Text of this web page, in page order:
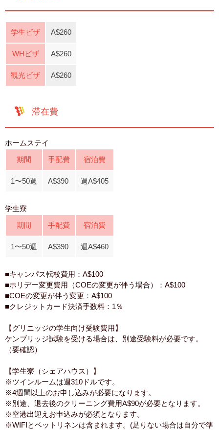
学生ビザ A$260
WHビザ A$260
観光ビザ A$260
滞在費
ホームステイ
期間
手配費 宿泊費
1〜50週 A$390 週A$405
学生寮
期間
手配費 宿泊費
1〜50週 A$390 週A$460
■キャンパス転校費用：A$100
■ホリデー変更費用（COEの変更が伴う場合）：A$100
■COEの変更が伴う変更：A$100
■クレジットカード決済手数料：1％
【グリニッジの学生向け受験費用】
ケンブリッジ試験を受ける場合は、別途受験料が必要です。
（要確認）
【学生寮（シェアハウス）】
※ツインルームは週310ドルです。
※4週間以上のお申し込みが必要になります。
※別途、退去後のクリーニング費用A$90が必要となります。
※空港出迎えお申込みが必須となります。
※WIFIとベットリネンは含まれます。(足りない場合は自分で準